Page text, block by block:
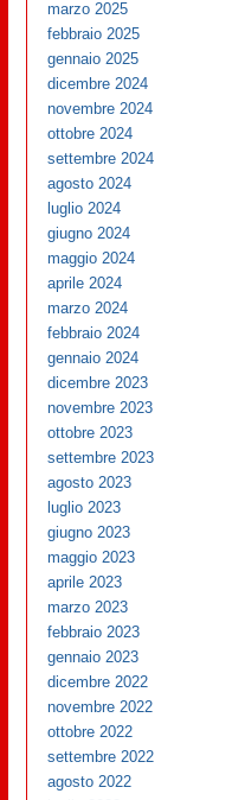
marzo 2025
febbraio 2025
gennaio 2025
dicembre 2024
novembre 2024
ottobre 2024
settembre 2024
agosto 2024
luglio 2024
giugno 2024
maggio 2024
aprile 2024
marzo 2024
febbraio 2024
gennaio 2024
dicembre 2023
novembre 2023
ottobre 2023
settembre 2023
agosto 2023
luglio 2023
giugno 2023
maggio 2023
aprile 2023
marzo 2023
febbraio 2023
gennaio 2023
dicembre 2022
novembre 2022
ottobre 2022
settembre 2022
agosto 2022